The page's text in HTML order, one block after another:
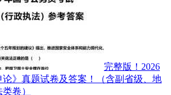
完整版！2026
论》真题试卷及答案！（含副省级、地
卷）